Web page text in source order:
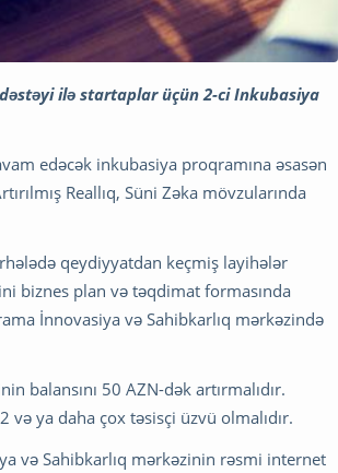
ilə startaplar üçün 2-ci Inkubasiya
edəcək inkubasiya proqramına əsasən
Reallıq, Süni Zəka mövzularında
qeydiyyatdan keçmiş layihələr
biznes plan və təqdimat formasında
İnnovasiya və Sahibkarlıq mərkəzində
balansını 50 AZN-dək artırmalıdır.
və ya daha çox təsisçi üzvü olmalıdır.
və Sahibkarlıq mərkəzinin rəsmi internet